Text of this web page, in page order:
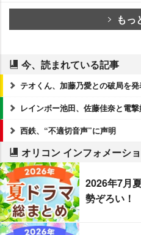
もっ
今、読まれている記事
テオくん、加藤乃愛との破局を
レインボー池田、佐藤佳奈と電
西鉄、“不適切音声”に声明
オリコン インフォメーシ
2026年7月
勢ぞろい！